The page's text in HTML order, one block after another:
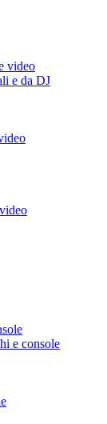
video
e da DJ
e console